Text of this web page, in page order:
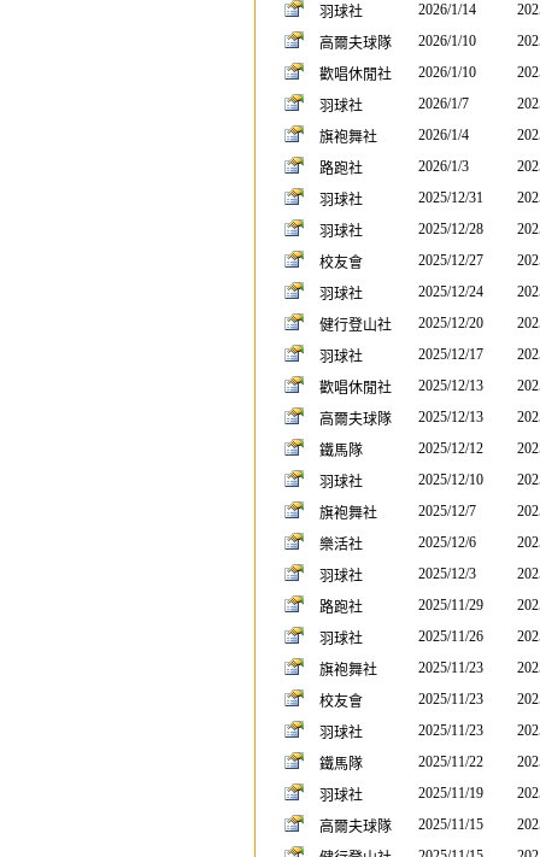
羽球社
2026/1/14
高爾夫球隊
2026/1/10
歡唱休閒社
2026/1/10
羽球社
2026/1/7
旗袍舞社
2026/1/4
路跑社
2026/1/3
羽球社
2025/12/31
羽球社
2025/12/28
校友會
2025/12/27
羽球社
2025/12/24
健行登山社
2025/12/20
羽球社
2025/12/17
歡唱休閒社
2025/12/13
高爾夫球隊
2025/12/13
鐵馬隊
2025/12/12
羽球社
2025/12/10
旗袍舞社
2025/12/7
樂活社
2025/12/6
羽球社
2025/12/3
路跑社
2025/11/29
羽球社
2025/11/26
旗袍舞社
2025/11/23
校友會
2025/11/23
羽球社
2025/11/23
鐵馬隊
2025/11/22
羽球社
2025/11/19
高爾夫球隊
2025/11/15